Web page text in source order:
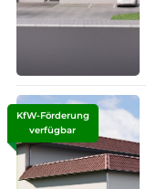
KfW-Förderung
verfügbar